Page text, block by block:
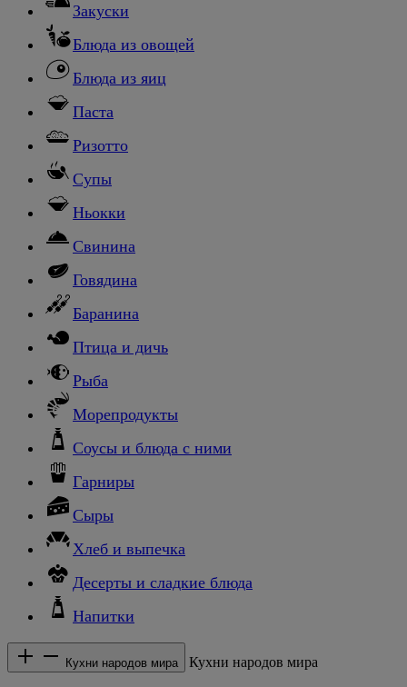
Закуски
Блюда из овощей
Блюда из яиц
Паста
Ризотто
Супы
Ньокки
Свинина
Говядина
Баранина
Птица и дичь
Рыба
Морепродукты
Соусы и блюда с ними
Гарниры
Сыры
Хлеб и выпечка
Десерты и сладкие блюда
Напитки
Кухни народов мира Кухни народов мира